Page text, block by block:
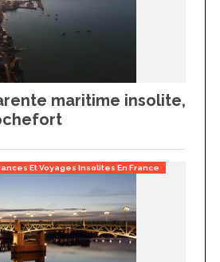
maritime insolite,
Et Voyages Insolites En France